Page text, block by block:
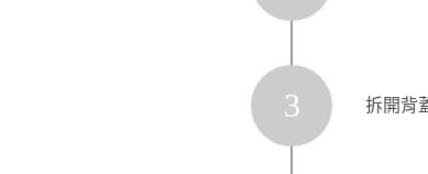
3 拆開背